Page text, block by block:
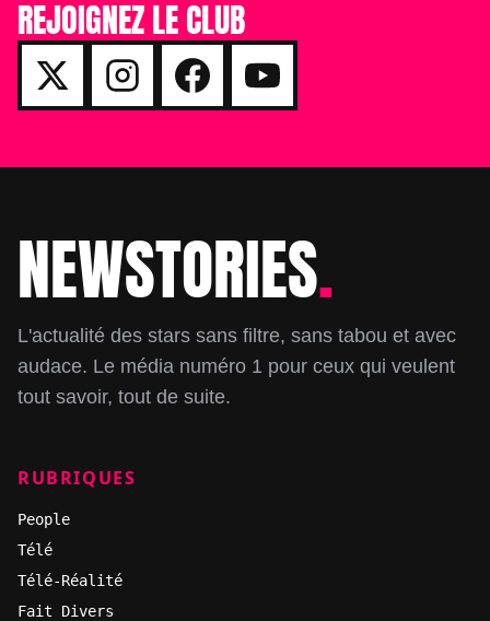
REJOIGNEZ LE CLUB
Footer
NEWSTORIES.
L'actualité des stars sans filtre, sans tabou et avec
audace. Le média numéro 1 pour ceux qui veulent
tout savoir, tout de suite.
RUBRIQUES
People
Télé
Télé-Réalité
Fait Divers